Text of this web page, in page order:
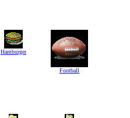
Hamburger
Football